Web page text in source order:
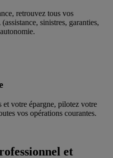
retrouvez tous vos
sinistres, garanties,
et votre épargne, pilotez votre
vos opérations courantes.
et